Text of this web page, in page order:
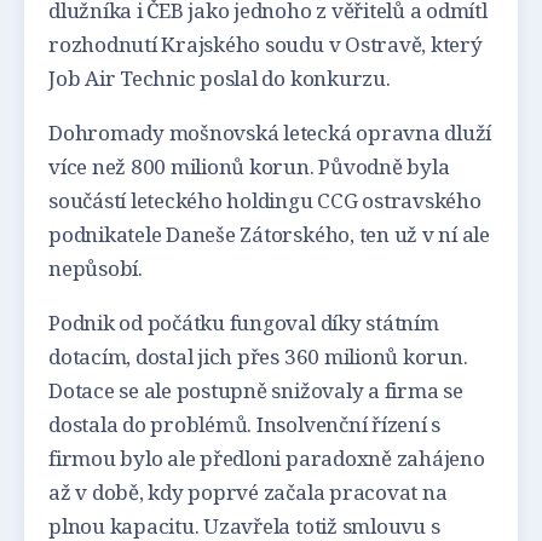
dlužníka i ČEB jako jednoho z věřitelů a odmítl
rozhodnutí Krajského soudu v Ostravě, který
Job Air Technic poslal do konkurzu.
Dohromady mošnovská letecká opravna dluží
více než 800 milionů korun. Původně byla
součástí leteckého holdingu CCG ostravského
podnikatele Daneše Zátorského, ten už v ní ale
nepůsobí.
Podnik od počátku fungoval díky státním
dotacím, dostal jich přes 360 milionů korun.
Dotace se ale postupně snižovaly a firma se
dostala do problémů. Insolvenční řízení s
firmou bylo ale předloni paradoxně zahájeno
až v době, kdy poprvé začala pracovat na
plnou kapacitu. Uzavřela totiž smlouvu s